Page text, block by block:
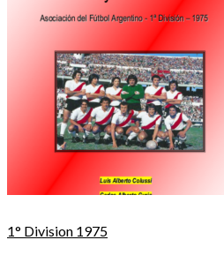
1° Division 1975